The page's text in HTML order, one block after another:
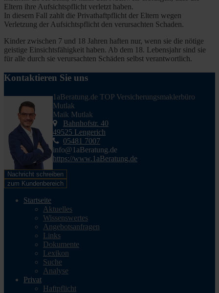
Eltern ihre Aufsichtspflicht verletzt haben.
In diesem Fall zahlt die Privathaftpflicht der Eltern wegen
Verletzung der Aufsichtspflicht den verursachten Schaden.
Kinder zwischen 7 und 18 Jahren haften nur, wenn sie die nötige
geistige Einsichtsfähigkeit haben. Ab dem 18. Lebensjahr sind sie
für alle durch sie verursachten Schäden selbst verantwortlich.
Kontaktieren Sie uns
1aBeratung.de TOP Versicherungsmaklerbüro
Mutlak
Maik Mutlak
Bahnhofstr. 40
49525 Lengerich
05481 7007
info@1aBeratung.de
https://www.1aBeratung.de
Nachricht schreiben
zum Kundenbereich
Startseite
Aktuelles
Wissenswertes
Angebotsanfragen
Links
Dokumente
Lexikon
Suche
Analyse
Privat
Haftpflicht